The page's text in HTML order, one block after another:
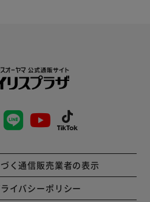
く通信販売業者の表示
イバシーポリシー